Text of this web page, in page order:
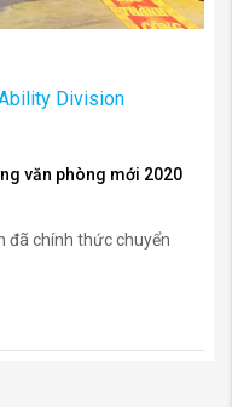
Division
văn phòng mới 2020
đã chính thức chuyển